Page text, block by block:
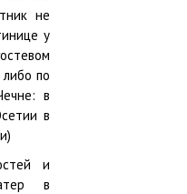
не
у
по
в
в
и
в